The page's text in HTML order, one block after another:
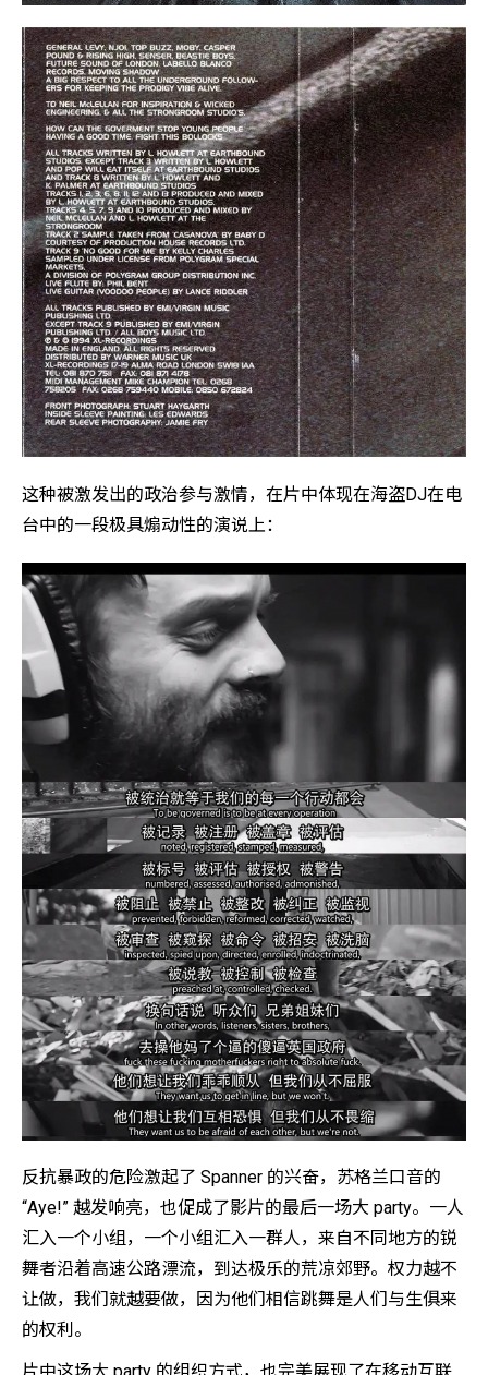
这种被激发出的政治参与激情，在片中体现在海盗DJ在电
台中的一段极具煽动性的演说上：
反抗暴政的危险激起了 Spanner 的兴奋，苏格兰口音的
“Aye!” 越发响亮，也促成了影片的最后一场大 party。一人
汇入一个小组，一个小组汇入一群人，来自不同地方的锐
舞者沿着高速公路漂流，到达极乐的荒凉郊野。权力越不
让做，我们就越要做，因为他们相信跳舞是人们与生俱来
的权利。